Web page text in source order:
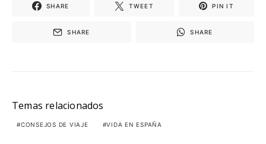
SHARE TWEET PIN IT
SHARE SHARE
Temas relacionados
CONSEJOS DE VIAJE VIDA EN ESPAÑA